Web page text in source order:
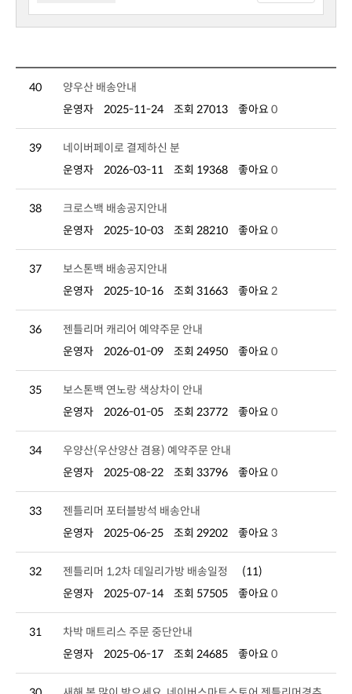
40
양우산 배송안내
운영자
2025-11-24 조회 27013 좋아요 0
39
네이버페이로 결제하신 분
운영자
2026-03-11 조회 19368 좋아요 0
38
크로스백 배송공지안내
운영자
2025-10-03 조회 28210 좋아요 0
37
보스톤백 배송공지안내
운영자
2025-10-16 조회 31663 좋아요 2
36
젠틀리머 캐리어 예약주문 안내
운영자
2026-01-09 조회 24950 좋아요 0
35
보스톤백 연노랑 색상차이 안내
운영자
2026-01-05 조회 23772 좋아요 0
34
우양산(우산양산 겸용) 예약주문 안내
운영자
2025-08-22 조회 33796 좋아요 0
33
젠틀리머 포터블방석 배송안내
운영자
2025-06-25 조회 29202 좋아요 3
32 젠틀리머 1,2차 데일리가방 배송일정
(11)
운영자
2025-07-14 조회 57505 좋아요 0
31
차박 매트리스 주문 중단안내
운영자
2025-06-17 조회 24685 좋아요 0